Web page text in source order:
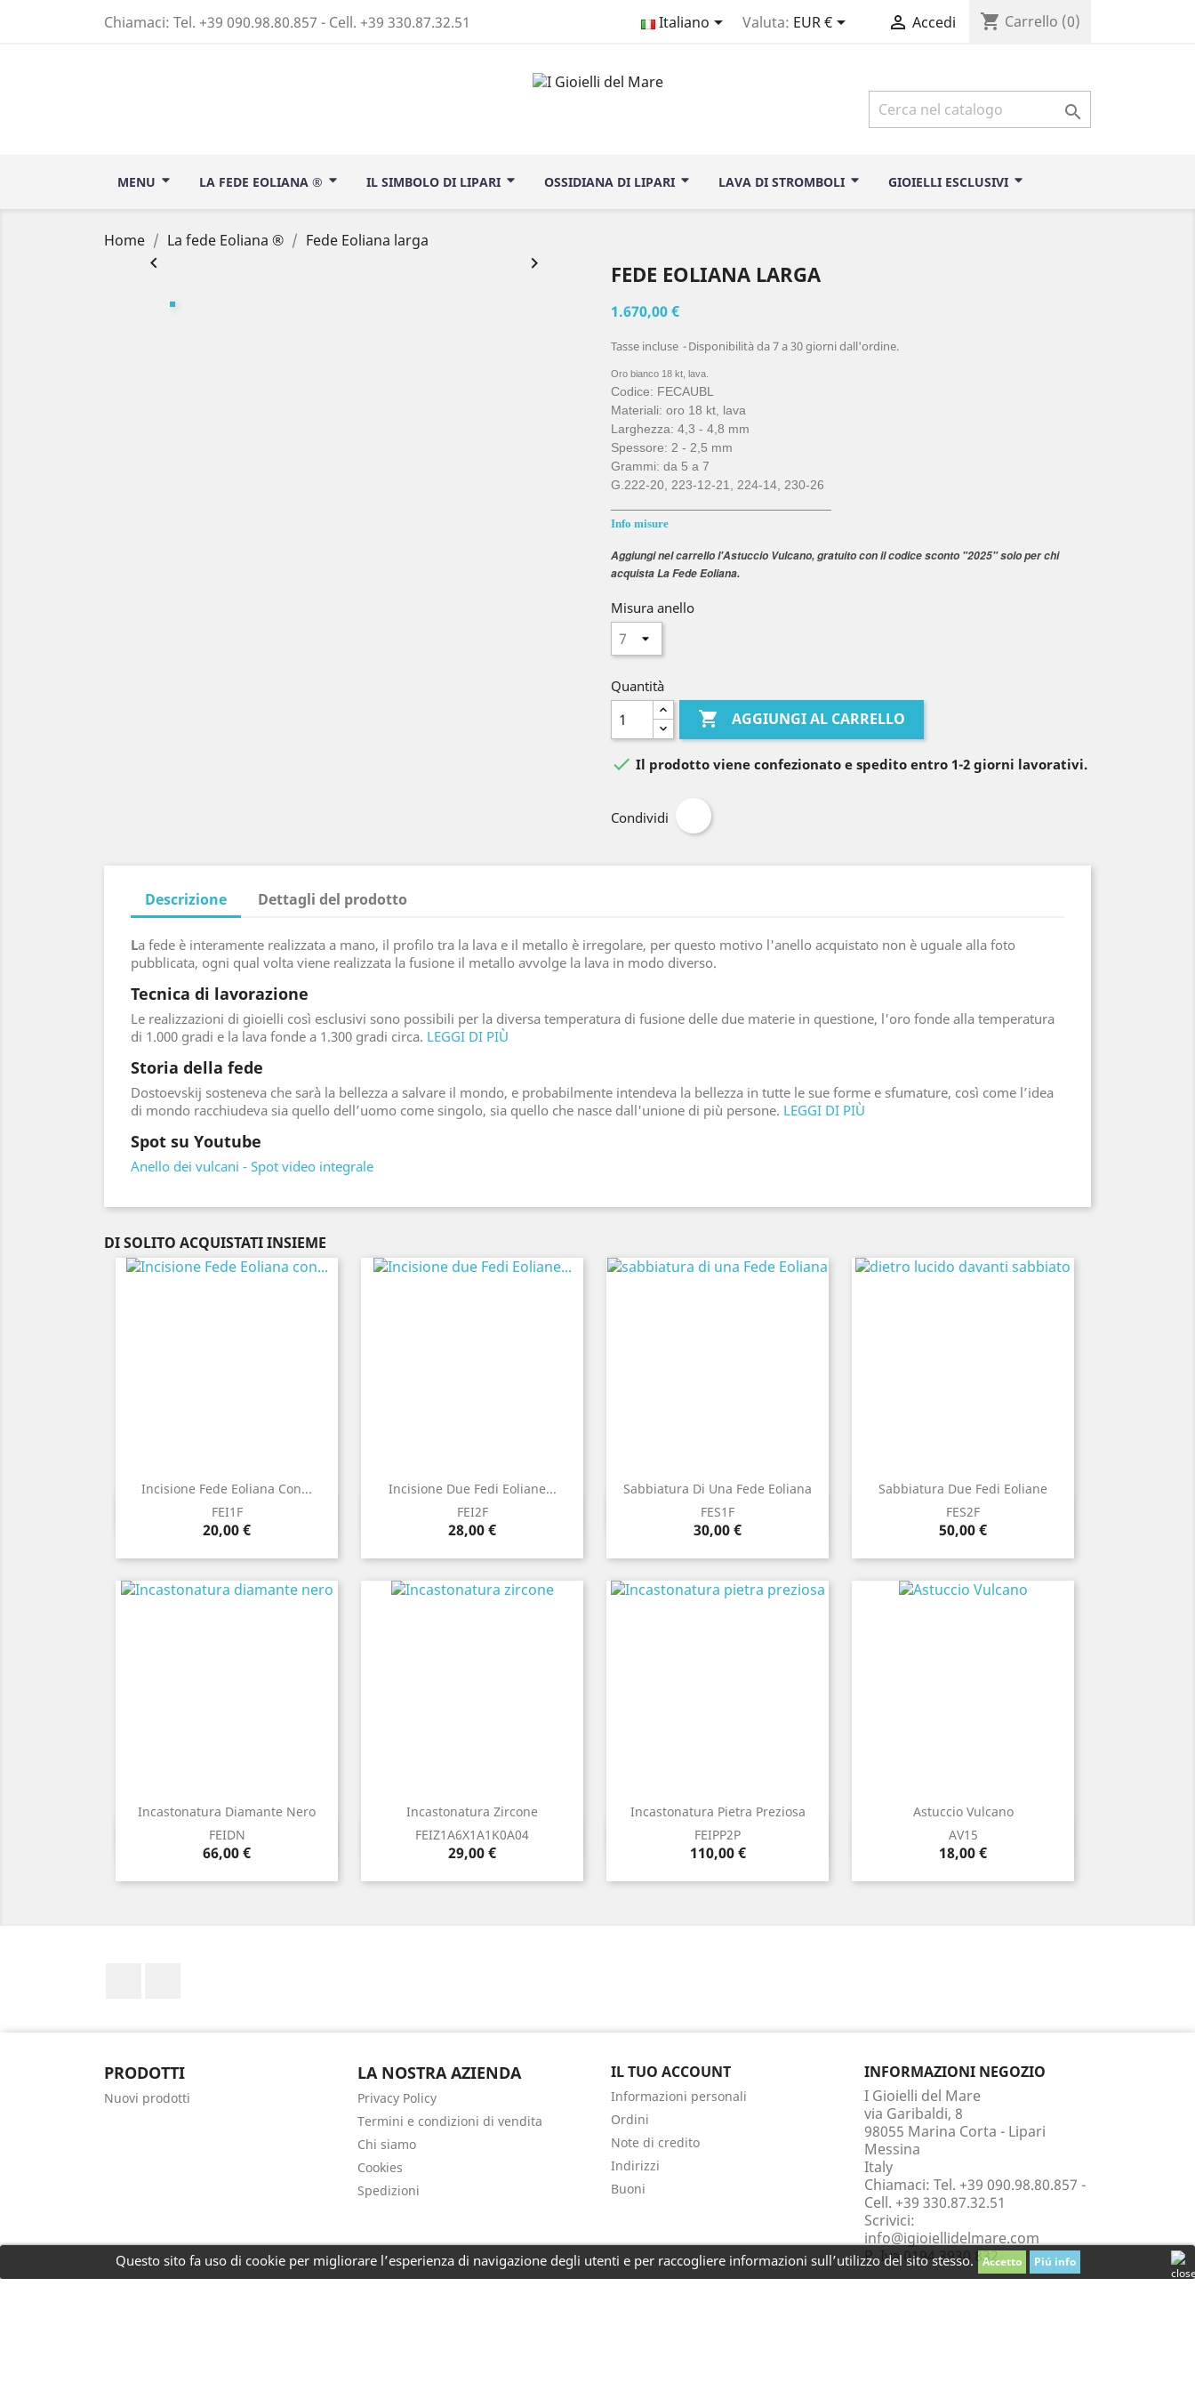
Chiamaci: Tel. +39 090.98.80.857 - Cell. +39 330.87.32.51 Italiano Valuta: EUR €  Accedi shopping_cart Carrello (0)

Questo sito fa uso di cookie per migliorare l’esperienza di navigazione degli utenti e per raccogliere informazioni sull’utilizzo del sito stesso. Accetto Piú info
MENU LA FEDE EOLIANA ® IL SIMBOLO DI LIPARI OSSIDIANA DI LIPARI LAVA DI STROMBOLI GIOIELLI ESCLUSIVI
Home La fede Eoliana ® Fede Eoliana larga
  FEDE EOLIANA LARGA
1.670,00 €
Tasse incluse Disponibilità da 7 a 30 giorni dall'ordine.
Oro bianco 18 kt, lava.
Codice: FECAUBL
Materiali: oro 18 kt, lava
Larghezza: 4,3 - 4,8 mm
Spessore: 2 - 2,5 mm
Grammi: da 5 a 7
G.222-20, 223-12-21, 224-14, 230-26
Info misure
Aggiungi nel carrello l'Astuccio Vulcano, gratuito con il codice sconto "2025" solo per chi
acquista La Fede Eoliana.
Misura anello
Quantità
 AGGIUNGI AL CARRELLO
 Il prodotto viene confezionato e spedito entro 1-2 giorni lavorativi.
Condividi
Descrizione Dettagli del prodotto
La fede è interamente realizzata a mano, il profilo tra la lava e il metallo è irregolare, per questo motivo l'anello acquistato non è uguale alla foto
pubblicata, ogni qual volta viene realizzata la fusione il metallo avvolge la lava in modo diverso.
Tecnica di lavorazione
Le realizzazioni di gioielli così esclusivi sono possibili per la diversa temperatura di fusione delle due materie in questione, l'oro fonde alla temperatura
di 1.000 gradi e la lava fonde a 1.300 gradi circa. LEGGI DI PIÙ
Storia della fede
Dostoevskij sosteneva che sarà la bellezza a salvare il mondo, e probabilmente intendeva la bellezza in tutte le sue forme e sfumature, così come l’idea
di mondo racchiudeva sia quello dell’uomo come singolo, sia quello che nasce dall'unione di più persone. LEGGI DI PIÙ
Spot su Youtube
Anello dei vulcani - Spot video integrale
DI SOLITO ACQUISTATI INSIEME
Incisione Fede Eoliana Con...
FEI1F
Prezzo
20,00 €
Anteprima
Incisione Due Fedi Eoliane...
FEI2F
Prezzo
28,00 €
Anteprima
Sabbiatura Di Una Fede Eoliana
FES1F
Prezzo
30,00 €
Anteprima
Sabbiatura Due Fedi Eoliane
FES2F
Prezzo
50,00 €
Anteprima
Incastonatura Diamante Nero
FEIDN
Prezzo
66,00 €
Anteprima
Incastonatura Zircone
FEIZ1A6X1A1K0A04
Prezzo
29,00 €
Anteprima
BiancoRossoNero
Incastonatura Pietra Preziosa
FEIPP2P
Prezzo
110,00 €
Anteprima
BiancoRosso
Blu
Astuccio Vulcano
AV15
Prezzo
18,00 €
Anteprima
PRODOTTI
Nuovi prodotti
LA NOSTRA AZIENDA
Privacy Policy
Termini e condizioni di vendita
Chi siamo
Cookies
Spedizioni
IL TUO ACCOUNT
Informazioni personali
Ordini
Note di credito
Indirizzi
Buoni
INFORMAZIONI NEGOZIO
I Gioielli del Mare
via Garibaldi, 8
98055 Marina Corta - Lipari
Messina
Italy
Chiamaci: Tel. +39 090.98.80.857 -
Cell. +39 330.87.32.51
Scrivici:
info@igioiellidelmare.com
P. Iva 0194 3930 832